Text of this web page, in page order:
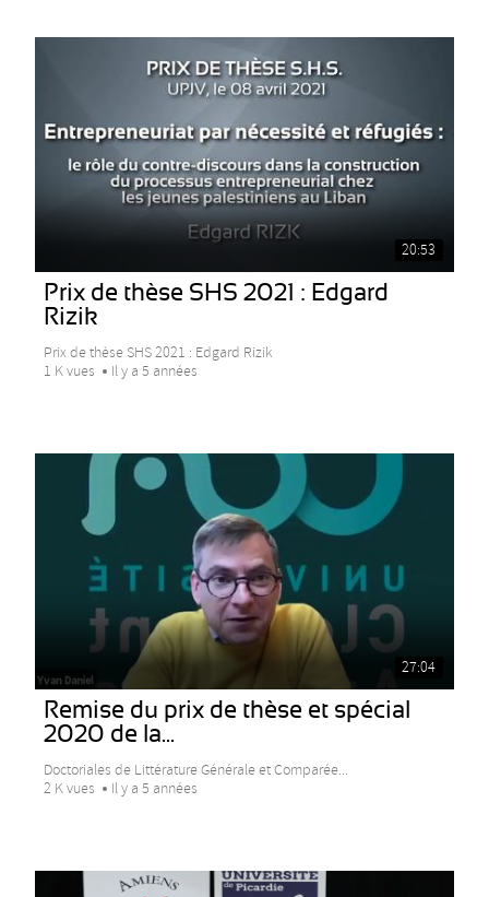
20:53
Prix de thèse SHS 2021 : Edgard
Rizik
Prix de thèse SHS 2021 : Edgard Rizik
1 K vues
Il y a 5 années
27:04
Remise du prix de thèse et spécial
2020 de la...
Doctoriales de Littérature Générale et Comparée...
2 K vues
Il y a 5 années